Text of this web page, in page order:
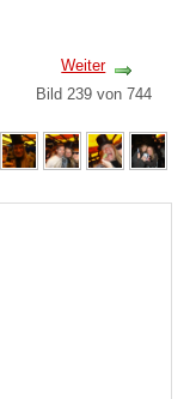
Weiter
Bild 239 von 744